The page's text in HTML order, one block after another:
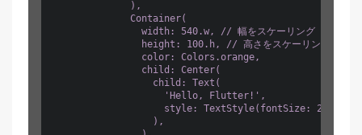
              ),
              Container(
                width: 540.w, // 幅をスケーリング
                height: 100.h, // 高さをスケーリング
                color: Colors.orange,
                child: Center(
                  child: Text(
                    'Hello, Flutter!',
style: TextStyle(fontSize: 24.sp),
                  ),